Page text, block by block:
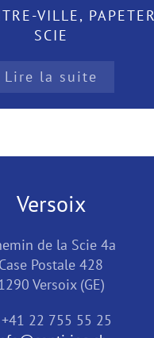
VILLE,
SCIE
Lire la suite
Versoix
de la Scie 4a
Case Postale 428
Versoix (GE)
22 755 55 25